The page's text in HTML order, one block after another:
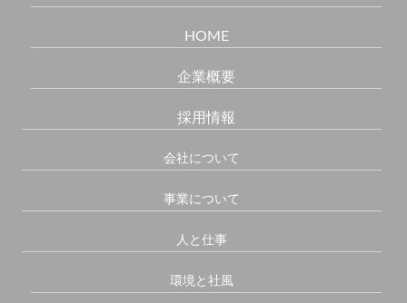
HOME
企業概要
採用情報
会社について
事業について
人と仕事
環境と社風